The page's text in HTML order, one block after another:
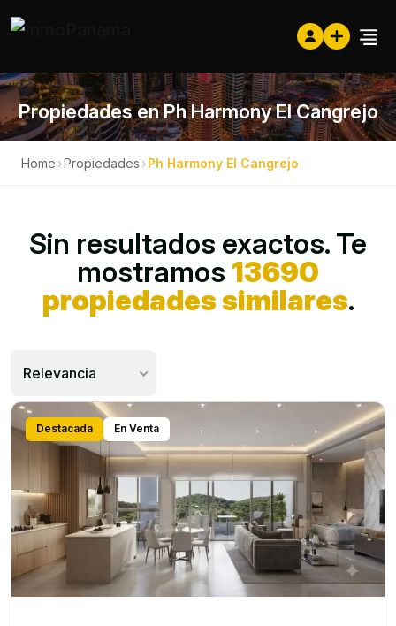
Propiedades en Ph Harmony El Cangrejo
Home ›Propiedades ›Ph Harmony El Cangrejo
Sin resultados exactos. Te
mostramos 13690
propiedades similares.
Relevancia
Destacada En Venta